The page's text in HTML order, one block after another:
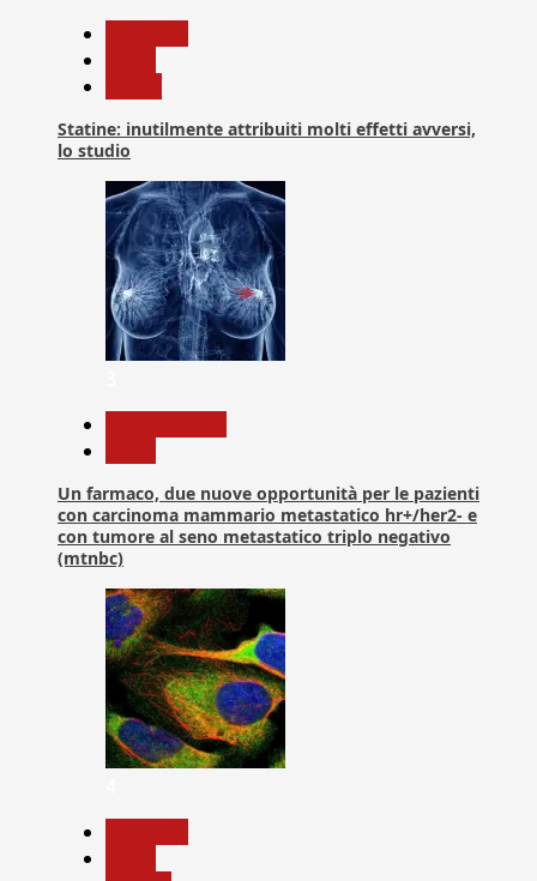
Statine: inutilmente attribuiti molti effetti avversi,
lo studio
Un farmaco, due nuove opportunità per le pazienti
con carcinoma mammario metastatico hr+/her2- e
con tumore al seno metastatico triplo negativo
(mtnbc)